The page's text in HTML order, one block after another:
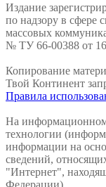
Издание
по надзору в сфере
массовых
№ ТУ 66-00388 от 16
Копирование
Твой Континент
Правила
На информационном
технологии
информации на
сведений,
"Интернет",
Федерации).